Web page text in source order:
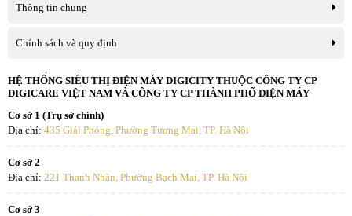
Thông tin chung
Chính sách và quy định
HỆ THỐNG SIÊU THỊ ĐIỆN MÁY DIGICITY THUỘC CÔNG TY CP
DIGICARE VIỆT NAM VÀ CÔNG TY CP THÀNH PHỐ ĐIỆN MÁY
Cơ sở 1 (Trụ sở chính)
Địa chỉ: 435 Giải Phóng, Phường Tương Mai, TP. Hà Nội
Cơ sở 2
Địa chỉ: 221 Thanh Nhàn, Phường Bạch Mai, TP. Hà Nội
Cơ sở 3